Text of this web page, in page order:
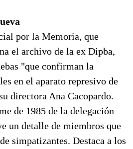
por la Memoria, que
el archivo de la ex Dipba,
"que confirman la
en el aparato represivo de
directora Ana Cacopardo.
de 1985 de la delegación
un detalle de miembros que
simpatizantes. Destaca a los